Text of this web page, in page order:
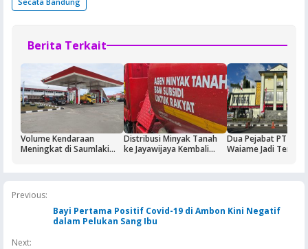
Berita Terkait
Volume Kendaraan
Meningkat di Saumlaki
Jaga Keandalan Suplai
BBM
Distribusi Minyak Tanah
ke Jayawijaya Kembali
Dua Pejabat PT Dok
Waiame Jadi
Previous:
Bayi Pertama Positif Covid-19 di Ambon Kini Negatif
dalam Pelukan Sang Ibu
Next: